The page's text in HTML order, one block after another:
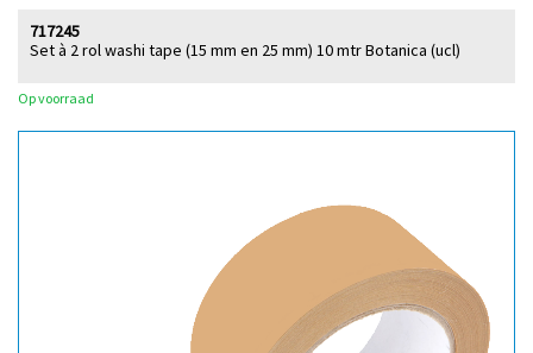
Set à 2 rol washi tape (15 mm en 25 mm) 10 mtr Botanica (ucl)
717245
Op voorraad